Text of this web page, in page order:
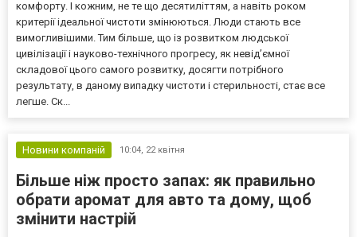
комфорту. І кожним, не те що десятиліттям, а навіть роком
критерії ідеальної чистоти змінюються. Люди стають все
вимогливішими. Тим більше, що із розвитком людської
цивілізації і науково-технічного прогресу, як невід’ємної
складової цього самого розвитку, досягти потрібного
результату, в даному випадку чистоти і стерильності, стає все
легше. Ск...
Новини компаній 10:04, 22 квітня
Більше ніж просто запах: як правильно
обрати аромат для авто та дому, щоб
змінити настрій